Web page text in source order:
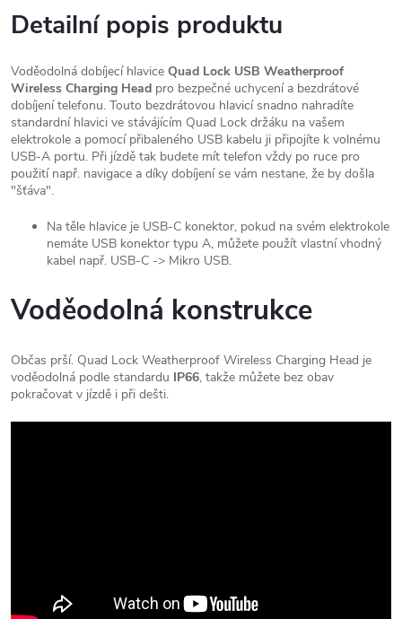
Detailní popis produktu
Voděodolná dobíjecí hlavice Quad Lock USB Weatherproof
Wireless Charging Head pro bezpečné uchycení a bezdrátové
dobíjení telefonu. Touto bezdrátovou hlavicí snadno nahradíte
standardní hlavici ve stávájícím Quad Lock držáku na vašem
elektrokole a pomocí přibaleného USB kabelu ji připojíte k volnému
USB-A portu. Při jízdě tak budete mít telefon vždy po ruce pro
použití např. navigace a díky dobíjení se vám nestane, že by došla
"šťáva".
Na těle hlavice je USB-C konektor, pokud na svém elektrokole
nemáte USB konektor typu A, můžete použít vlastní vhodný
kabel např. USB-C -> Mikro USB.
Voděodolná konstrukce
Občas prší. Quad Lock Weatherproof Wireless Charging Head je
voděodolná podle standardu IP66, takže můžete bez obav
pokračovat v jízdě i při dešti.